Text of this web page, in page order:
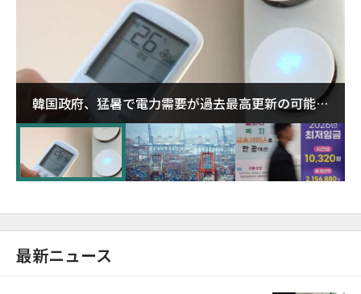
韓国政府、猛暑で電力需要が過去最高更新の可能性
に需給対応体制を点検
最新ニュース